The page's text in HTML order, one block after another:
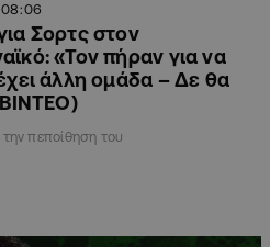
08:06
Σορτς στον
«Τον πήραν για να
άλλη ομάδα – Δε θα
πεποίθηση του